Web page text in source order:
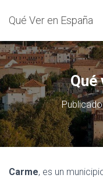
Qué Ver en España
Qué
Carme, es un